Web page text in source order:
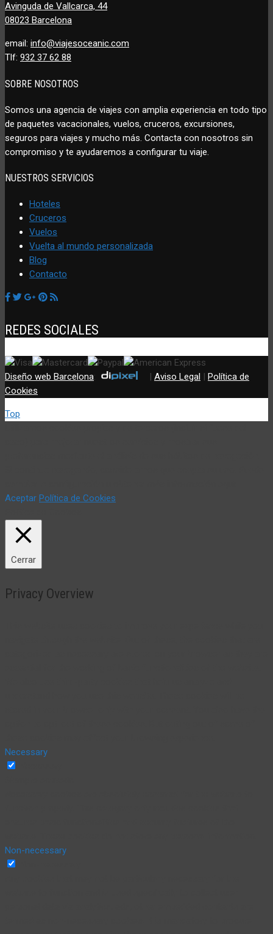
Avinguda de Vallcarca, 44
08023 Barcelona
email: info@viajesoceanic.com
Tlf: 932 37 62 88
SOBRE NOSOTROS
Somos una agencia de viajes con amplia experiencia en todo tipo
de paquetes vacacionales, vuelos, cruceros, excursiones,
seguros para viajes y mucho más. Contacta con nosotros sin
compromiso y te ayudaremos a configurar tu viaje.
NUESTROS SERVICIOS
Hoteles
Cruceros
Vuelos
Vuelta al mundo personalizada
Blog
Contacto
REDES SOCIALES
Diseño web Barcelona: | Aviso Legal | Política de
Cookies
Top
Aceptar Política de Cookies
Cerrar
Privacy Overview
Necessary
Non-necessary